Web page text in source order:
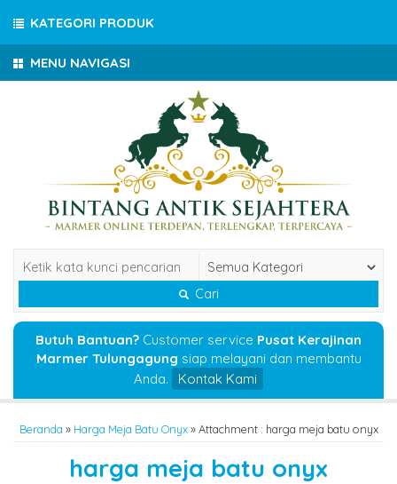
MENU NAVIGASI
Cari
Butuh Bantuan? Customer service Pusat Kerajinan
Marmer Tulungagung siap melayani dan membantu
Anda.
Kontak Kami
Beranda » Harga Meja Batu Onyx» Attachment : harga meja batu onyx
harga meja batu onyx
KATEGORI PRODUK